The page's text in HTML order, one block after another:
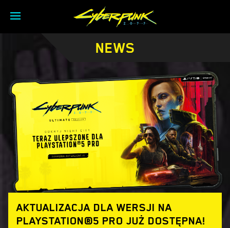
NEWS
AKTUALIZACJA DLA WERSJI NA
PLAYSTATION®5 PRO JUŻ DOSTĘPNA!